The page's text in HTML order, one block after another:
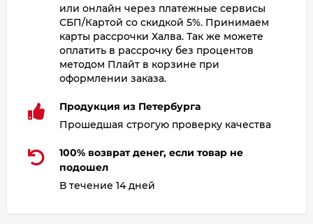
или онлайн через платежные сервисы
СБП/Картой со скидкой 5%. Принимаем
карты рассрочки Халва. Так же можете
оплатить в рассрочку без процентов
методом Плайт в корзине при
оформлении заказа.
Продукция из Петербурга
Прошедшая строгую проверку качества
100% возврат денег, если товар не
подошел
В течение 14 дней